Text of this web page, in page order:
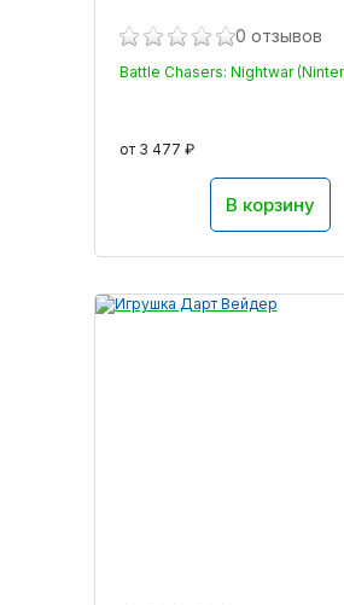
0 отзывов
Battle Chasers: Nightwar
от 3 477 ₽
В корзину